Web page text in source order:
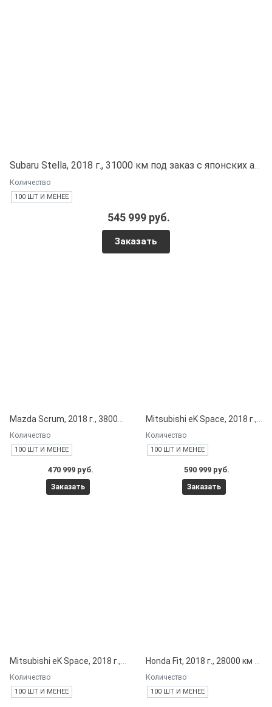
Количество
100 ШТ И МЕНЕЕ
545 999 руб.
Заказать
Mazda Scrum, 2018 г., 38000 км под заказ с японских автоаукционов
Количество
100 ШТ И МЕНЕЕ
470 999 руб.
Заказать
Mitsubishi eK Space, 2018 г., 13000 км под заказ с японских автоаукционов
Количество
100 ШТ И МЕНЕЕ
590 999 руб.
Заказать
Количество
100 ШТ И МЕНЕЕ
Количество
100 ШТ И МЕНЕЕ